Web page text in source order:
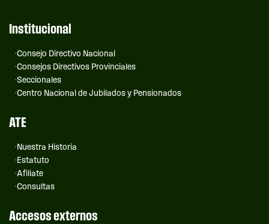
Institucional
Consejo Directivo Nacional
Consejos Directivos Provinciales
Seccionales
Centro Nacional de Jubilados y Pensionados
ATE
Nuestra Historia
Estatuto
Afiliate
Consultas
Accesos externos